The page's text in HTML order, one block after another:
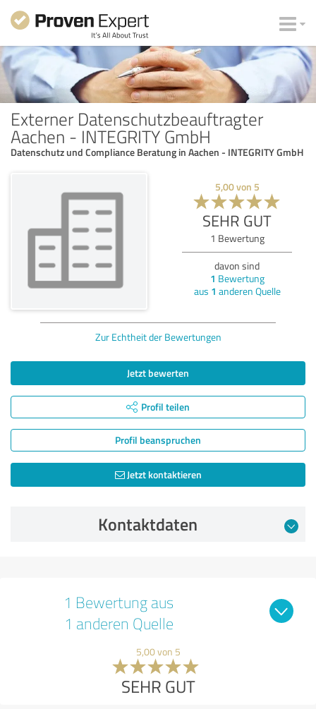
Externer Datenschutzbeauftragter
Aachen - INTEGRITY GmbH
Datenschutz und Compliance Beratung in Aachen - INTEGRITY GmbH
5,00von 5
SEHR GUT
1 Bewertung
davon sind
1 Bewertung
aus 1 anderen Quelle
Zur Echtheit der Bewertungen
Jetzt bewerten
Profil teilen
Profil beanspruchen
Jetzt kontaktieren
Kontaktdaten
1 Bewertung aus
1 anderen Quelle
5,00 von 5
SEHR GUT